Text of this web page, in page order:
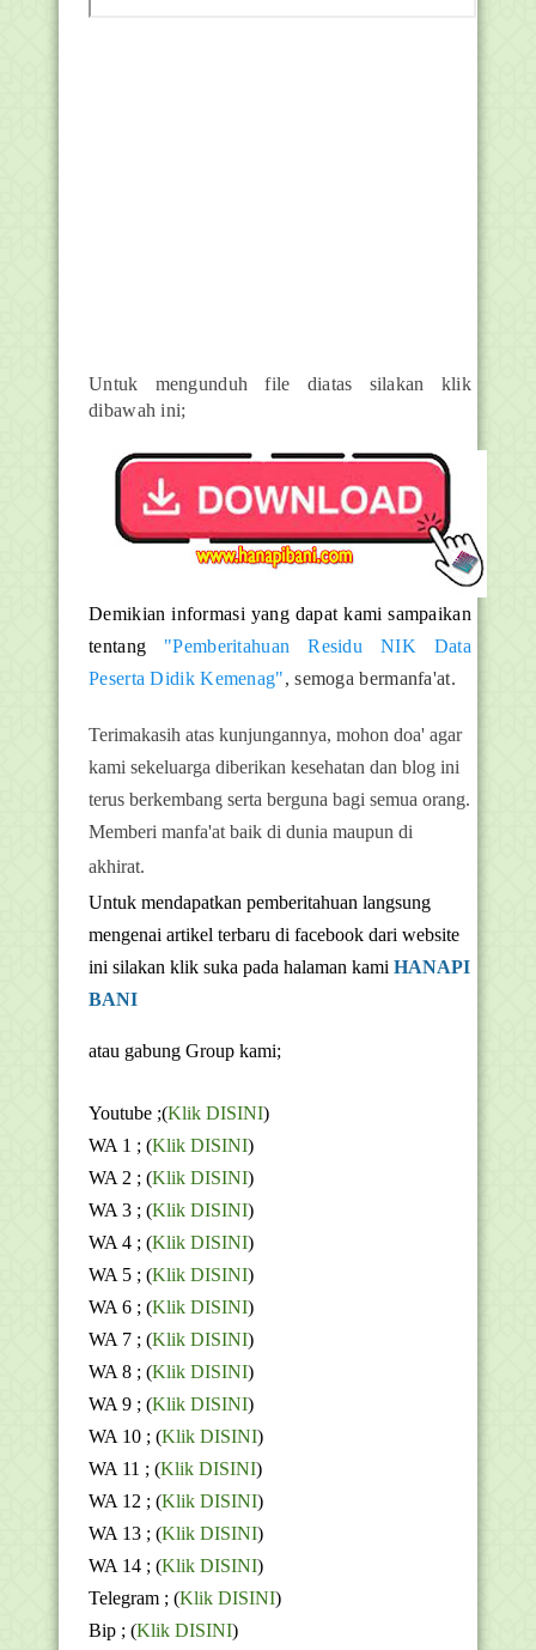
Untuk mengunduh file diatas silakan klik
dibawah ini;
Demikian informasi yang dapat kami sampaikan
tentang
"Pemberitahuan Residu NIK Data
Peserta Didik Kemenag", semoga bermanfa'at.
Terimakasih atas kunjungannya, mohon doa' agar
kami sekeluarga diberikan kesehatan dan blog ini
terus berkembang serta berguna bagi semua orang.
Memberi manfa'at baik di dunia maupun di
akhirat.
Untuk mendapatkan pemberitahuan langsung
mengenai artikel terbaru di facebook dari website
ini silakan klik suka pada halaman kami HANAPI
BANI
atau gabung Group kami;
Youtube ;(Klik DISINI)
WA 1 ; (Klik DISINI)
WA 2 ; (Klik DISINI)
WA 3 ; (Klik DISINI)
WA 4 ; (Klik DISINI)
WA 5 ; (Klik DISINI)
WA 6 ; (Klik DISINI)
WA 7 ; (Klik DISINI)
WA 8 ; (Klik DISINI)
WA 9 ; (Klik DISINI)
WA 10 ; (Klik DISINI)
WA 11 ; (Klik DISINI)
WA 12 ; (Klik DISINI)
WA 13 ; (Klik DISINI)
WA 14 ; (Klik DISINI)
Telegram ; (Klik DISINI)
Bip ; (Klik DISINI)